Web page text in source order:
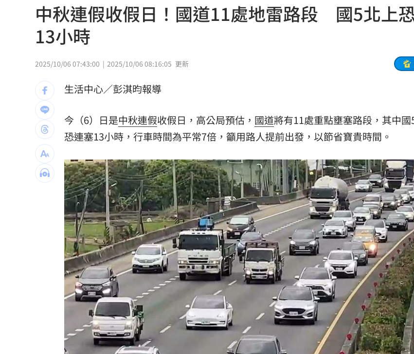
新／有望放颱風假?8縣市明達停班停課標準 16:24
別以為學生不罰！小三童罵男師娘娘腔判賠
桃猿3新秀剛報到就上場 曾總坦言有點快
憂22歲老牛遭宰 女海陸接力330km送安養
女攀八大秀失聯 家屬求助：我媽還沒找到 16:05
他曝秘密會議：蔣萬安早知疫苗採購真相 16:04
桃園突然狂風暴雨！ 猿龍戰確定延至10月 16:04
新莊路面破裂成溪流 當地702戶無水可用 16:00
台中男摔死毛孩！嗆動保「埋了」拒交屍體 16:00
白海豚颱風直撲馬祖 ！台電啟動防颱整備 15:57
台灣彩券開獎直播中 20:31
LIVE三立+24小時直播
三立iNEWS新聞台線上直播 18:00
商場戰國來臨 台中「頂奢大道」逐漸成形 12:00
中秋連假收假日！國道11處地雷路段 國5北上
13小時
2025/10/06 07:43:00 2025/10/06 08:16:05 更新
生活中心／彭淇昀報導
今（6）日是中秋連假收假日，高公局預估， 國道將有11處重點壅塞路段，其中國
恐連塞13小時，行車時間為平常7倍，籲用路人提前出發，以節省寶貴時間。